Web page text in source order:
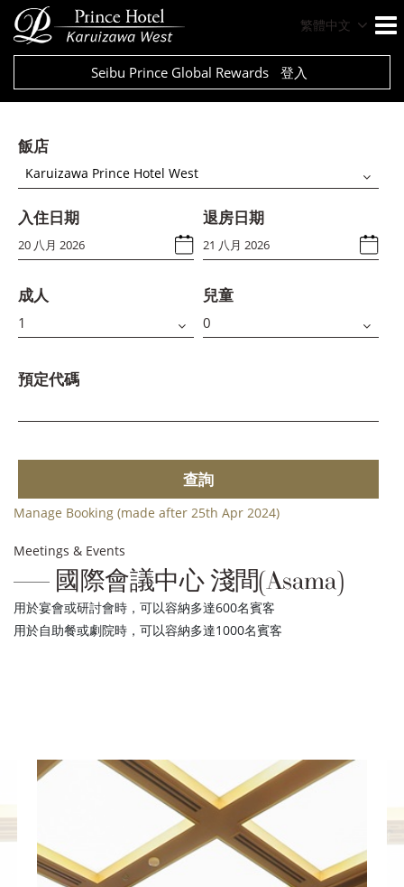
繁體中文
Seibu Prince Global Rewards 登入
飯店
Karuizawa Prince Hotel West
入住日期 退房日期
成人 兒童
預定代碼
查詢
Manage Booking (made after 25th Apr 2024)
Meetings & Events
國際會議中心 淺間(Asama)
用於宴會或研討會時，可以容納多達600名賓客
用於自助餐或劇院時，可以容納多達1000名賓客